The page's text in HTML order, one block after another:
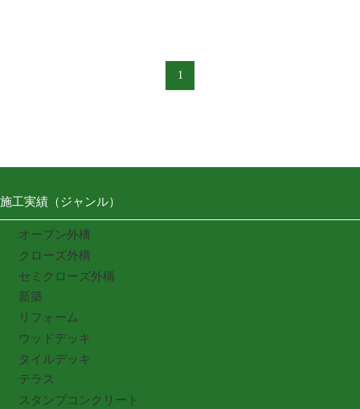
1
施工実績（ジャンル）
オープン外構
クローズ外構
セミクローズ外構
新築
リフォーム
ウッドデッキ
タイルデッキ
テラス
スタンプコンクリート